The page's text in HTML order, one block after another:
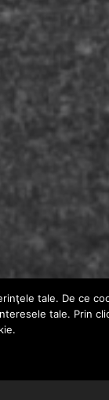
tale. De ce
tale. Prin